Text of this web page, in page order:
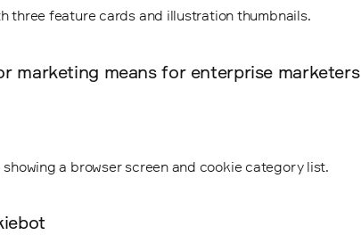
marketing means for enterprise marketers